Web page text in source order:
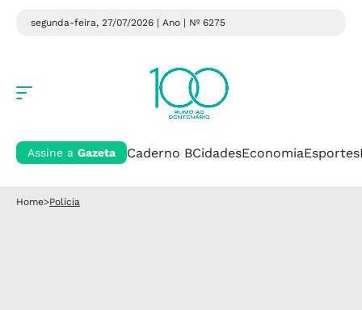
segunda-feira, 27/07/2026 | Ano | Nº 6275
Assine a Gazeta Caderno BCidadesEconomiaEsportes
Home>Polícia